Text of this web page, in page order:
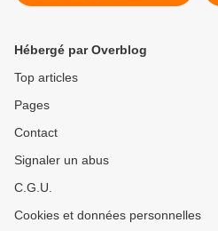
Hébergé par Overblog
Top articles
Pages
Contact
Signaler un abus
C.G.U.
Cookies et données personnelles